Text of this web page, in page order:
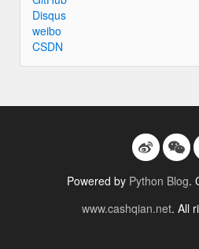
Disqus
weibo
CSDN
Powered by Python Blog.
www.cashqian.net. All